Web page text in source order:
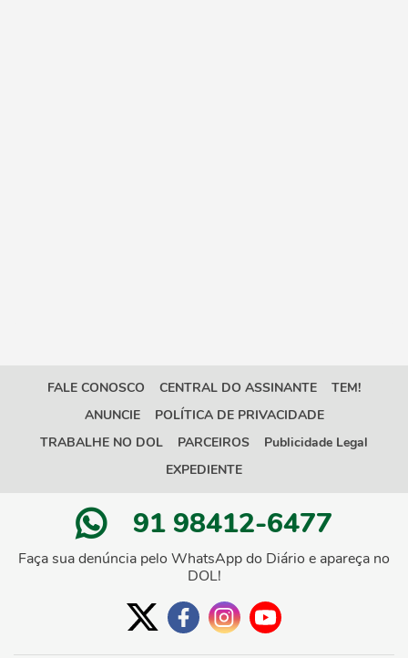
FALE CONOSCO CENTRAL DO ASSINANTE
TEM!
ANUNCIE
POLÍTICA DE PRIVACIDADE
TRABALHE NO DOL
PARCEIROS
Publicidade Legal
EXPEDIENTE
91 98412-6477
Faça sua denúncia pelo WhatsApp do Diário e apareça no
DOL!